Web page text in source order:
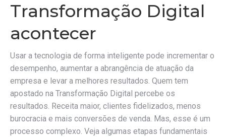
Transformação Digital
acontecer
Usar a tecnologia de forma inteligente pode incrementar o
desempenho, aumentar a abrangência de atuação da
empresa e levar a melhores resultados. Quem tem
apostado na Transformação Digital percebe os
resultados. Receita maior, clientes fidelizados, menos
burocracia e mais conversões de venda. Mas, esse é um
processo complexo. Veja algumas etapas fundamentais